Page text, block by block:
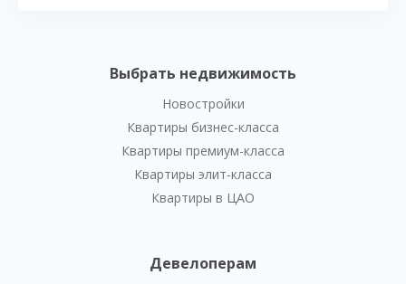
Выбрать недвижимость
Новостройки
Квартиры бизнес-класса
Квартиры премиум-класса
Квартиры элит-класса
Квартиры в ЦАО
Девелоперам